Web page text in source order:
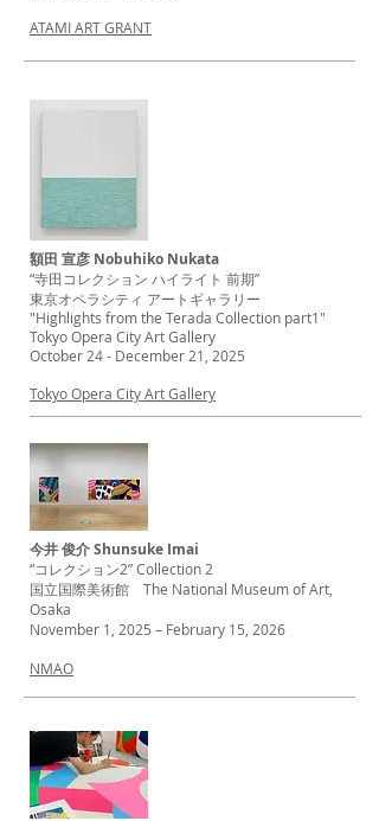
ATAMI ART GRANT
額田 宣彦 Nobuhiko Nukata
“寺田コレクション ハイライト 前期”
東京オペラシティ アートギャラリー
"Highlights from the Terada Collection part1"
Tokyo Opera City Art Gallery
October 24 - December 21, 2025
Tokyo Opera City Art Gallery
今井 俊介 Shunsuke Imai
“コレクション2” Collection 2
国立国際美術館 The National Museum of Art,
Osaka
November 1, 2025 – February 15, 2026
NMAO